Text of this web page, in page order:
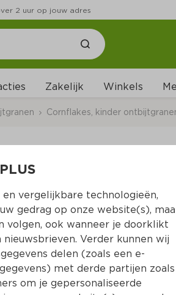
2 uur op jouw adres
Zakelijk Winkels
Cornflakes, kinder
Tresor
375 g  (per kilo €13.04)
Toevoegen
vergelijkbare technologieën,
gedrag op onze website(s),
volgen, ook wanneer je doorklikt
Verder kunnen wij
delen (zoals een e-
met derde partijen zoals
om je gepersonaliseerde